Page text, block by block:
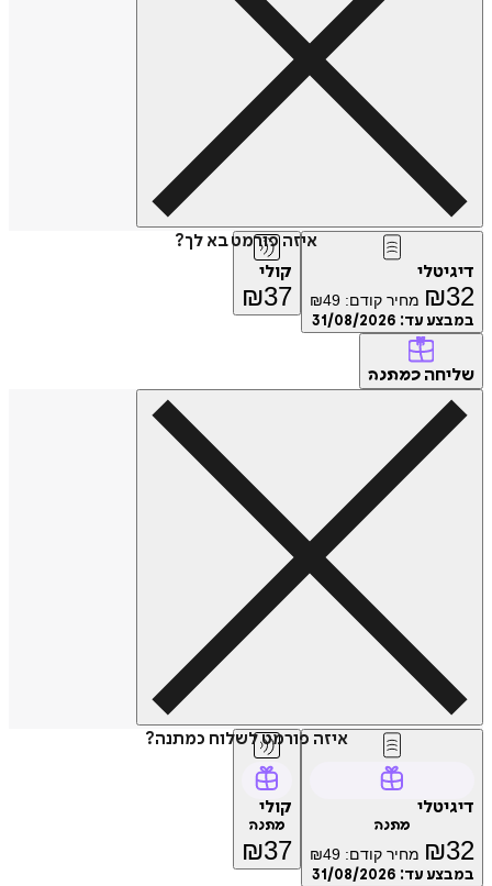
איזה פורמט בא לך?
דיגיטלי
₪32 מחיר קודם: ₪49
במבצע עד: 31/08/2026
קולי
₪37
שליחה כמתנה
איזה פורמט לשלוח כמתנה?
דיגיטלי
מתנה
₪32 מחיר קודם: ₪49
במבצע עד: 31/08/2026
קולי
מתנה
₪37